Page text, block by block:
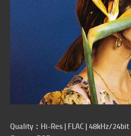
Quality：Hi-Res | FLAC | 48kHz/24bit